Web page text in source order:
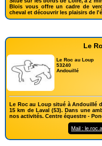
Blois vous offre un cadre de
cheval et découvrir les plaisirs de
Le
Le Roc au Loup
53240
Andouillé
Le Roc au Loup situé à Andouillé
15 km de Laval (53). Dans une
nos activités. Centre équestre -
Mail :